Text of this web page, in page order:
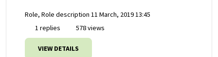
Role, Role description 11 March, 2019 13:45
1 replies
578 views
VIEW DETAILS